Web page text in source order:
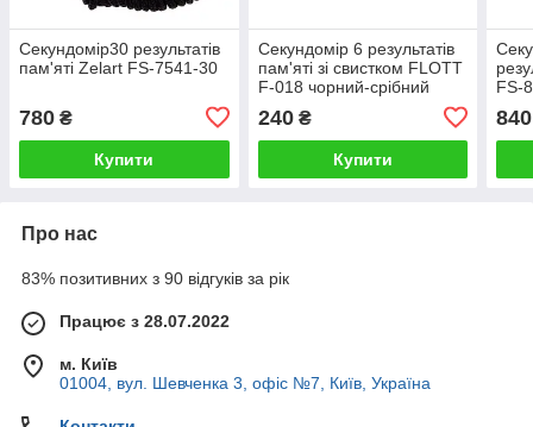
Секундомір30 результатів
пам'яті Zelart FS-7541-30
780 ₴
Купити
Секундомір 6 результатів
пам'яті зі свистком FLOTT
F-018 чорний-срібний
240₴
Купити
FS-
840
Про нас
83% позитивних з 90 відгуків за рік
Працює з 28.07.2022
м. Київ
01004, вул. Шевченка 3, офіс №7, Київ, Україна